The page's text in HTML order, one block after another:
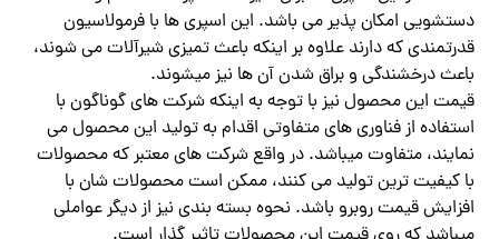
دستشویی امکان پذیر می باشد. این اسپری ها با فرمولاسیون
قدرتمندی که دارند علاوه بر اینکه باعث تمیزی شیرآلات می شوند،
باعث درخشندگی و براق شدن آن ها نیز میشوند.
قیمت این محصول نیز با توجه به اینکه شرکت های گوناگون با
استفاده از فناوری های متفاوتی اقدام به تولید این محصول می
نمایند، متفاوت میباشد. در واقع شرکت های معتبر که محصولات
با کیفیت ترین تولید می کنند، ممکن است محصولات شان با
افزایش قیمت روبرو باشد. نحوه بسته بندی نیز از دیگر عواملی